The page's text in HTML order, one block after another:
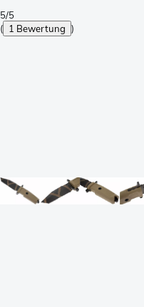
5/5
( 1 Bewertung )